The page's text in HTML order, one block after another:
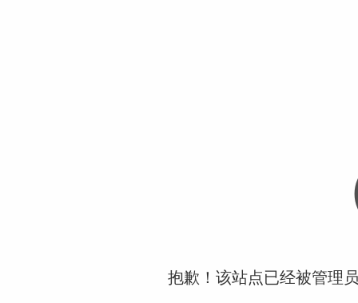
抱歉！该站点已经被管理